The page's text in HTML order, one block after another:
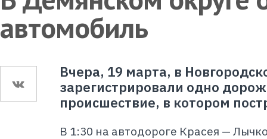
автомобиль
Вчера, 19 марта, в
зарегистрировали одно
происшествие, в котором
В 1:30 на автодороге Красея —